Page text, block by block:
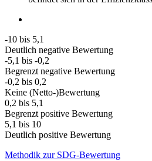
-10 bis 5,1
Deutlich negative Bewertung
-5,1 bis -0,2
Begrenzt negative Bewertung
-0,2 bis 0,2
Keine (Netto-)Bewertung
0,2 bis 5,1
Begrenzt positive Bewertung
5,1 bis 10
Deutlich positive Bewertung
Methodik zur SDG-Bewertung